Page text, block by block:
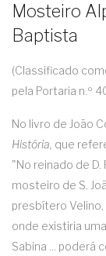
Mosteiro
Baptista
(Classificado
pela Portaria n.º
No livro de João
História, que
"No reinado de
mosteiro de S.
presbítero Velino,
onde existiria
Sabina ... poderá